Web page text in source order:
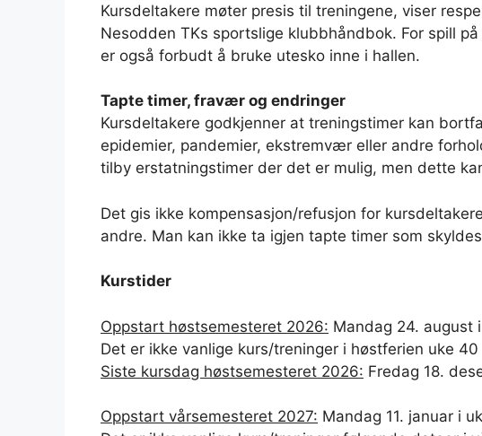
Kursdeltakere møter presis til treningene, viser
Nesodden TKs sportslige klubbhåndbok. For spill
er også forbudt å bruke utesko inne i hallen.
Tapte timer, fravær og endringer
Kursdeltakere godkjenner at treningstimer kan
epidemier, pandemier, ekstremvær eller andre
tilby erstatningstimer der det er mulig, men dette
Det gis ikke kompensasjon/refusjon for
andre. Man kan ikke ta igjen tapte timer som
Kurstider
Oppstart høstsemesteret 2026: Mandag 24. august
Det er ikke vanlige kurs/treninger i høstferien uke 40
Siste kursdag høstsemesteret 2026: Fredag 18.
Oppstart vårsemesteret 2027: Mandag 11. januar i